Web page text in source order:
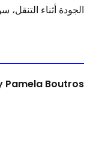
الجودة أثناء
Pamela Boutros